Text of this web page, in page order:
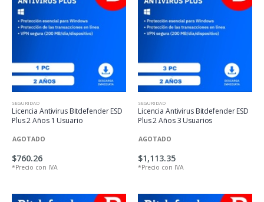
SEGURIDAD
Licencia Antivirus Bitdefender ESD
Plus 2 Años 1 Usuario
AGOTADO
$760.26
*Precio con IVA
SEGURIDAD
Licencia Antivirus Bitdefender ESD
Plus 2 Años 3 Usuarios
AGOTADO
$1,113.35
*Precio con IVA